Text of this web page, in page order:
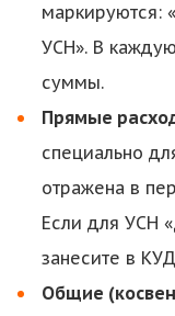
маркируются:
УСН». В
суммы.
Прямые
специально
отражена в
Если для УСН
занесите в
Общие